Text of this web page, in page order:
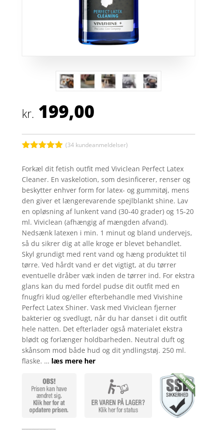
kr. 199,00
ud af 5
baseret på
kundebedøm
melser
(34 kundeanmeldelser)
Forkæl dit fetish outfit med Viviclean Perfect Latex
Cleaner. En vaskelotion, som desinficerer, renser og
beskytter enhver form for latex- og gummitøj, mens
den giver et længerevarende spejlblankt shine. Lav
en opløsning af lunkent vand (30-40 grader) og 15-20
ml. Viviclean (afhængig af mængden afvand).
Nedsænk latexen i min. 1 minut og bland undervejs,
så du sikrer dig at alle kroge er blevet behandlet.
Skyl grundigt med rent vand og hæng produktet til
tørre. Ved hårdt vand er det vigtigt, at du tørrer
eventuelle dråber væk inden de tørrer ind. For ekstra
glans kan du med fordel pudse dit outfit med en
fnugfri klud og/eller efterbehandle med Vivishine
Perfect Latex Shiner. Vask med Viviclean fjerner
bakterier og svedlugt, når du har danset i dit outfit
hele natten. Det efterlader også materialet ekstra
blødt og forlænger holdbarheden. Neutral duft og
skånsom mod både hud og dit yndlingstøj. 250 ml.
flaske. … læs mere her